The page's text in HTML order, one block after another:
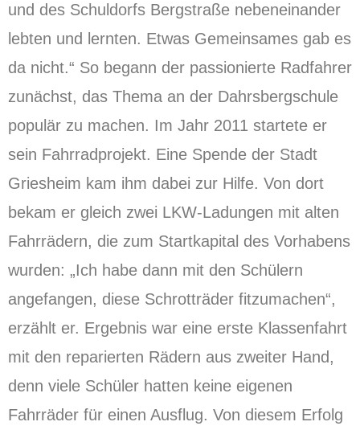
und des Schuldorfs Bergstraße nebeneinander
lebten und lernten. Etwas Gemeinsames gab es
da nicht.“ So begann der passionierte Radfahrer
zunächst, das Thema an der Dahrsbergschule
populär zu machen. Im Jahr 2011 startete er
sein Fahrradprojekt. Eine Spende der Stadt
Griesheim kam ihm dabei zur Hilfe. Von dort
bekam er gleich zwei LKW-Ladungen mit alten
Fahrrädern, die zum Startkapital des Vorhabens
wurden: „Ich habe dann mit den Schülern
angefangen, diese Schrotträder fitzumachen“,
erzählt er. Ergebnis war eine erste Klassenfahrt
mit den reparierten Rädern aus zweiter Hand,
denn viele Schüler hatten keine eigenen
Fahrräder für einen Ausflug. Von diesem Erfolg